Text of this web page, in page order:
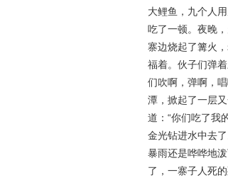
大鲤鱼，九个人
吃了一顿。夜晚
寨边烧起了篝火
福着。伙子们弹
们吹啊，弹啊，
潭，掀起了一层
道：“你们吃了我
金光钻进水中去
暴雨还是哗哗地
了，一寨子人死